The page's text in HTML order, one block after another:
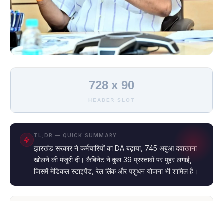
728 x 90
HEADER SLOT
TL;DR — QUICK SUMMARY
झारखंड सरकार ने कर्मचारियों का DA बढ़ाया, 745 अबुआ दवाखाना
खोलने की मंजूरी दी। कैबिनेट ने कुल 39 प्रस्तावों पर मुहर लगाई,
जिसमें मेडिकल स्टाइपेंड, रेल लिंक और पशुधन योजना भी शामिल है।